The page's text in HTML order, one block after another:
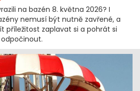
na bazén 8. května 2026? I
nemusí být nutně zavřené, a
příležitost zaplavat si a pohrát si